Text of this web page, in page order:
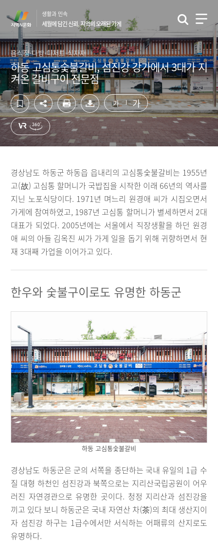
텐
영
역
바
로
가
기
단
역
바
로
가
기
생활과 민속
세월에 담긴 신뢰, 지역의 오래된 가게
음식점·다방·디저트·식자재
하동 고심통숯불갈비, 섬진강 강가에서 3대가 지
켜온 갈비구이 전문점
가 가
경상남도 하동군 하동읍 읍내리의 고심통숯불갈비는 1955년
고(故) 고심통 할머니가 국밥집을 시작한 이래 66년의 역사를
지닌 노포식당이다. 1971년 며느리 원경애 씨가 시집오면서
가게에 참여하였고, 1987년 고심통 할머니가 별세하면서 2대
대표가 되었다. 2005년에는 서울에서 직장생활을 하던 원경
애 씨의 아들 김옥진 씨가 가게 일을 돕기 위해 귀향하면서 현
재 3대째 가업을 이어가고 있다.
한우와 숯불구이로도 유명한 하동군
하동 고심통숯불갈비
경상남도 하동군은 군의 서쪽을 종단하는 국내 유일의 1급 수
질 대형 하천인 섬진강과 북쪽으로는 지리산국립공원이 어우
러진 자연경관으로 유명한 곳이다. 청정 지리산과 섬진강을
끼고 있다 보니 하동군은 국내 자연산 차(茶)의 최대 생산지이
자 섬진강 하구는 1급수에서만 서식하는 어패류의 산지로도
유명하다.